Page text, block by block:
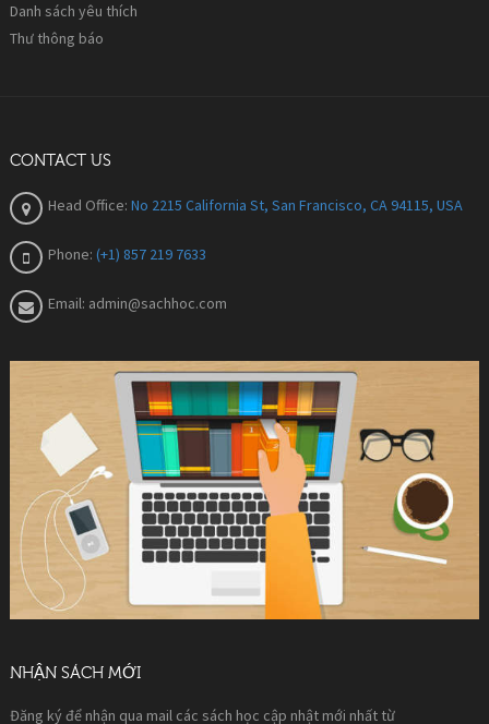
Danh sách yêu thích
Thư thông báo
CONTACT US
Head Office: No 2215 California St, San Francisco, CA 94115, USA
Phone: (+1) 857 219 7633
Email: admin@sachhoc.com
NHẬN SÁCH MỚI
Đăng ký để nhận qua mail các sách học cập nhật mới nhất từ